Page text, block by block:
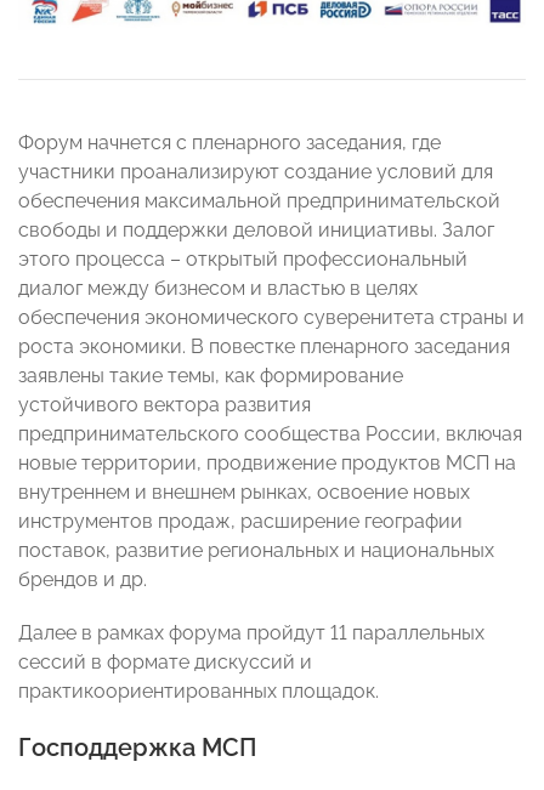
Форум начнется с пленарного заседания, где
участники проанализируют создание условий для
обеспечения максимальной предпринимательской
свободы и поддержки деловой инициативы. Залог
этого процесса – открытый профессиональный
диалог между бизнесом и властью в целях
обеспечения экономического суверенитета страны и
роста экономики. В повестке пленарного заседания
заявлены такие темы, как формирование
устойчивого вектора развития
предпринимательского сообщества России, включая
новые территории, продвижение продуктов МСП на
внутреннем и внешнем рынках, освоение новых
инструментов продаж, расширение географии
поставок, развитие региональных и национальных
брендов и др.
Далее в рамках форума пройдут 11 параллельных
сессий в формате дискуссий и
практикоориентированных площадок.
Господдержка МСП